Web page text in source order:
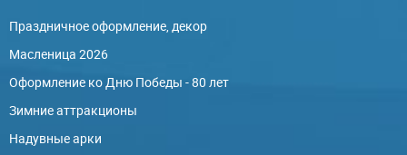
Праздничное оформление, декор
Масленица 2026
Оформление ко Дню Победы - 80 лет
Зимние аттракционы
Надувные арки